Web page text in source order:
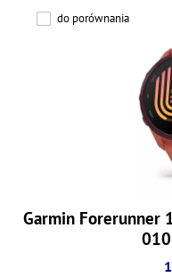
do porównania
Garmin Forerunner